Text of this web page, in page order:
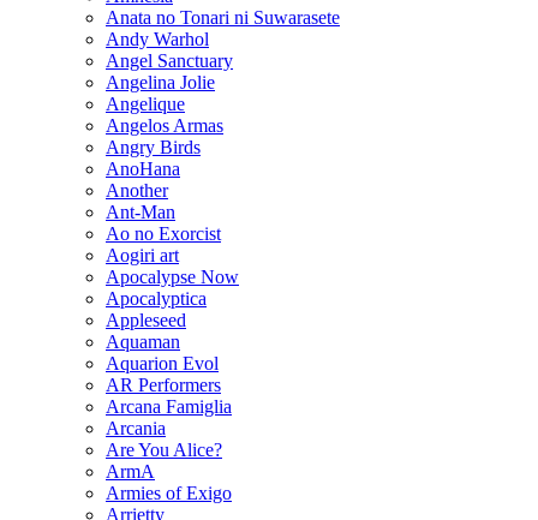
Anata no Tonari ni Suwarasete
Andy Warhol
Angel Sanctuary
Angelina Jolie
Angelique
Angelos Armas
Angry Birds
AnoHana
Another
Ant-Man
Ao no Exorcist
Aogiri art
Apocalypse Now
Apocalyptica
Appleseed
Aquaman
Aquarion Evol
AR Performers
Arcana Famiglia
Arcania
Are You Alice?
ArmA
Armies of Exigo
Arrietty